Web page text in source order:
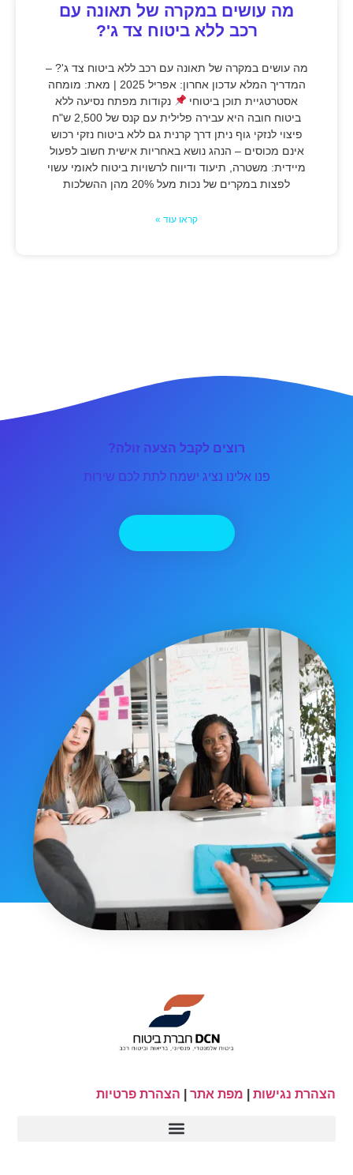
מה עושים במקרה של תאונה עם
רכב ללא ביטוח צד ג'?
מה עושים במקרה של תאונה עם רכב ללא ביטוח צד ג'? –
המדריך המלא עדכון אחרון: אפריל 2025 | מאת: מומחה
אסטרטגיית תוכן ביטוחי
נקודות מפתח נסיעה ללא
ביטוח חובה היא עבירה פלילית עם קנס של 2,500 ש"ח
פיצוי לנזקי גוף ניתן דרך קרנית גם ללא ביטוח נזקי רכוש
אינם מכוסים – הנהג נושא באחריות אישית חשוב לפעול
מיידית: משטרה, תיעוד ודיווח לרשויות ביטוח לאומי עשוי
לפצות במקרים של נכות מעל 20% מהן ההשלכות
קראו עוד »
רוצים לקבל הצעה זולה?
פנו אלינו נציג ישמח לתת לכם שירות
הצהרת נגישות| מפת אתר| הצהרת פרטיות